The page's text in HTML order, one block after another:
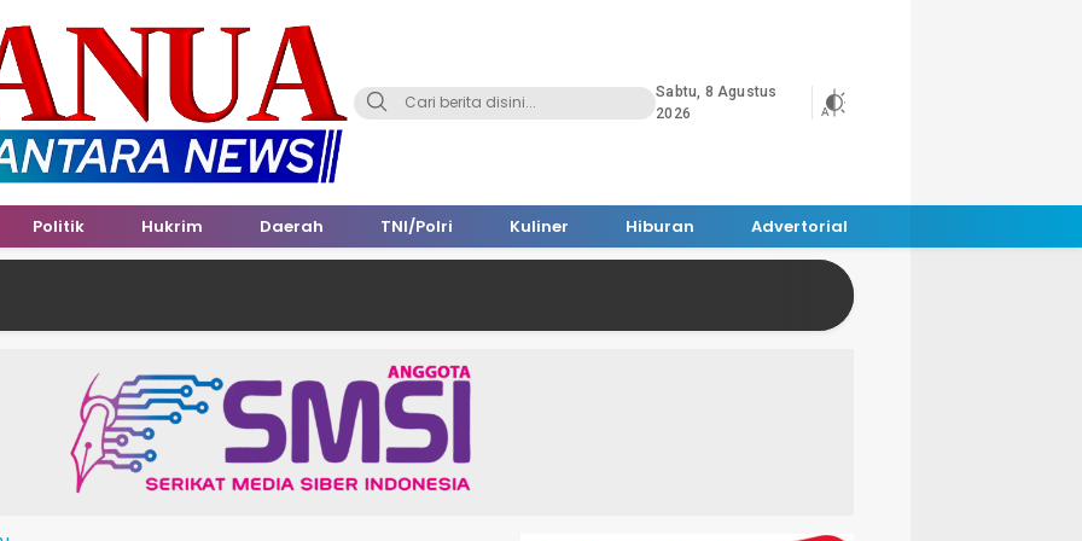
Sabtu, 8 Agustus
2026
Politik Hukrim Daerah TNI/Polri Kuliner Hiburan Advertorial